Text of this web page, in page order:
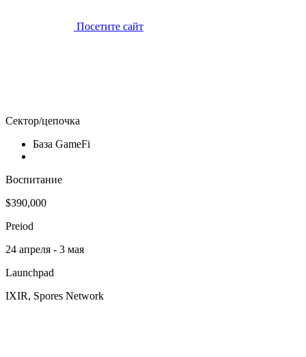
Посетите сайт
Сектор/цепочка
База GameFi
Воспитание
$390,000
Preiod
24 апреля - 3 мая
Launchpad
IXIR, Spores Network